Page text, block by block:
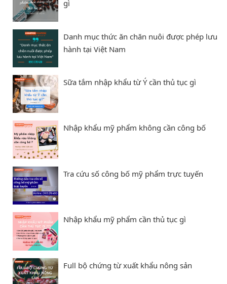
gì
Danh mục thức ăn chăn nuôi được phép lưu
hành tại Việt Nam
Sữa tắm nhập khẩu từ Ý cần thủ tục gì
Nhập khẩu mỹ phẩm không cần công bố
Tra cứu số công bố mỹ phẩm trực tuyến
Nhập khẩu mỹ phẩm cần thủ tục gì
Full bộ chứng từ xuất khẩu nông sản